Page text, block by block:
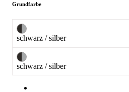
Grundfarbe
schwarz / silber
schwarz / silber